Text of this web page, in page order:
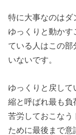
特に大事なのはダ
ゆっくりと動かす
ている人はこの部
いないです。
ゆっくりと戻して
縮と呼ばれ最も負
苦労しておこなう
ために最後まで意